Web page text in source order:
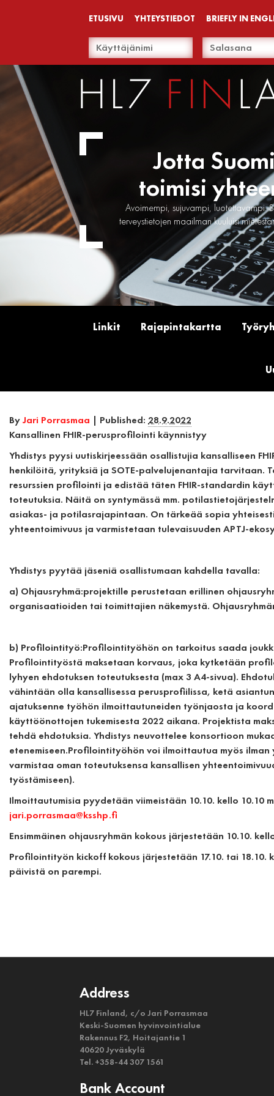
ETUSIVU YHTEYSTIEDOT BRIEFLY IN
Jotta
toimisi
Avoimempi, sujuvampi, luotettavampi.
terveystietojen maailman kuuluisi
Linkit Rajapintakartta
ByJari Porrasmaa | Published: 28.9.2022
Kansallinen FHIR-perusprofilointi käynnistyy
Yhdistys pyysi uutiskirjeessään osallistujia kansalliseen
henkilöitä, yrityksiä ja SOTE-palvelujenantajia tarvitaan.
resurssien profilointi ja edistää täten FHIR-standardin
toteutuksia. Näitä on syntymässä mm.
asiakas- ja potilasrajapintaan. On tärkeää sopia
yhteentoimivuus ja varmistetaan tulevaisuuden APTJ-
Yhdistys pyytää jäseniä osallistumaan kahdella tavalla:
a) Ohjausryhmä:projektille perustetaan erillinen
organisaatioiden tai toimittajien näkemystä.
b) Profilointityö:Profilointityöhön on tarkoitus saada
Profilointityöstä maksetaan korvaus, joka kytketään
lyhyen ehdotuksen toteutuksesta (max 3 A4-sivua).
vähintään olla kansallisessa perusprofiilissa, ketä
ajatuksenne työhön ilmoittautuneiden työnjaosta ja
käyttöönottojen tukemisesta 2022 aikana. Projektista
tehdä ehdotuksia. Yhdistys neuvottelee konsortioon
etenemiseen.Profilointityöhön voi ilmoittautua myös
varmistaa oman toteutuksensa kansallisen
työstämiseen).
Ilmoittautumisia pyydetään viimeistään 10.10. kello
jari.porrasmaa@ksshp.fi
Ensimmäinen ohjausryhmän kokous järjestetään 10.10.
Profilointityön kickoff kokous järjestetään 17.10. tai
päivistä on parempi.
Address
HL7 Finland, c/o Jari Porrasmaa
Keski-Suomen hyvinvointialue
Rakennus F2, Hoitajantie 1
40620 Jyväskylä
Tel. +358-44 307 1561
Bank Account